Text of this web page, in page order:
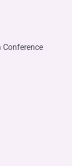
Conference